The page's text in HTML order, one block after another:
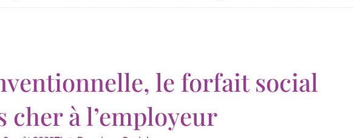
le forfait social
cher à l’employeur